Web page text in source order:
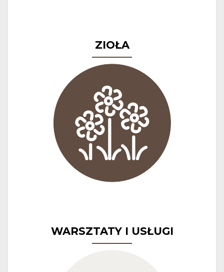
ZIOŁA
WARSZTATY I USŁUGI